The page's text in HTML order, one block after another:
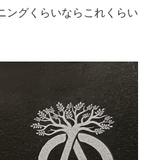
ングくらいならこれくらい